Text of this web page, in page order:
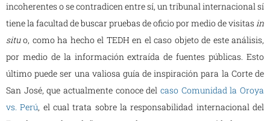
incoherentes o se contradicen entre sí, un tribunal internacional sí
tiene la facultad de buscar pruebas de oficio por medio de visitas in
situo, como ha hecho el TEDH en el caso objeto de este análisis,
por medio de la información extraída de fuentes públicas. Esto
último puede ser una valiosa guía de inspiración para la Corte de
San José, que actualmente conoce del caso Comunidad la Oroya
vs. Perú, el cual trata sobre la responsabilidad internacional del